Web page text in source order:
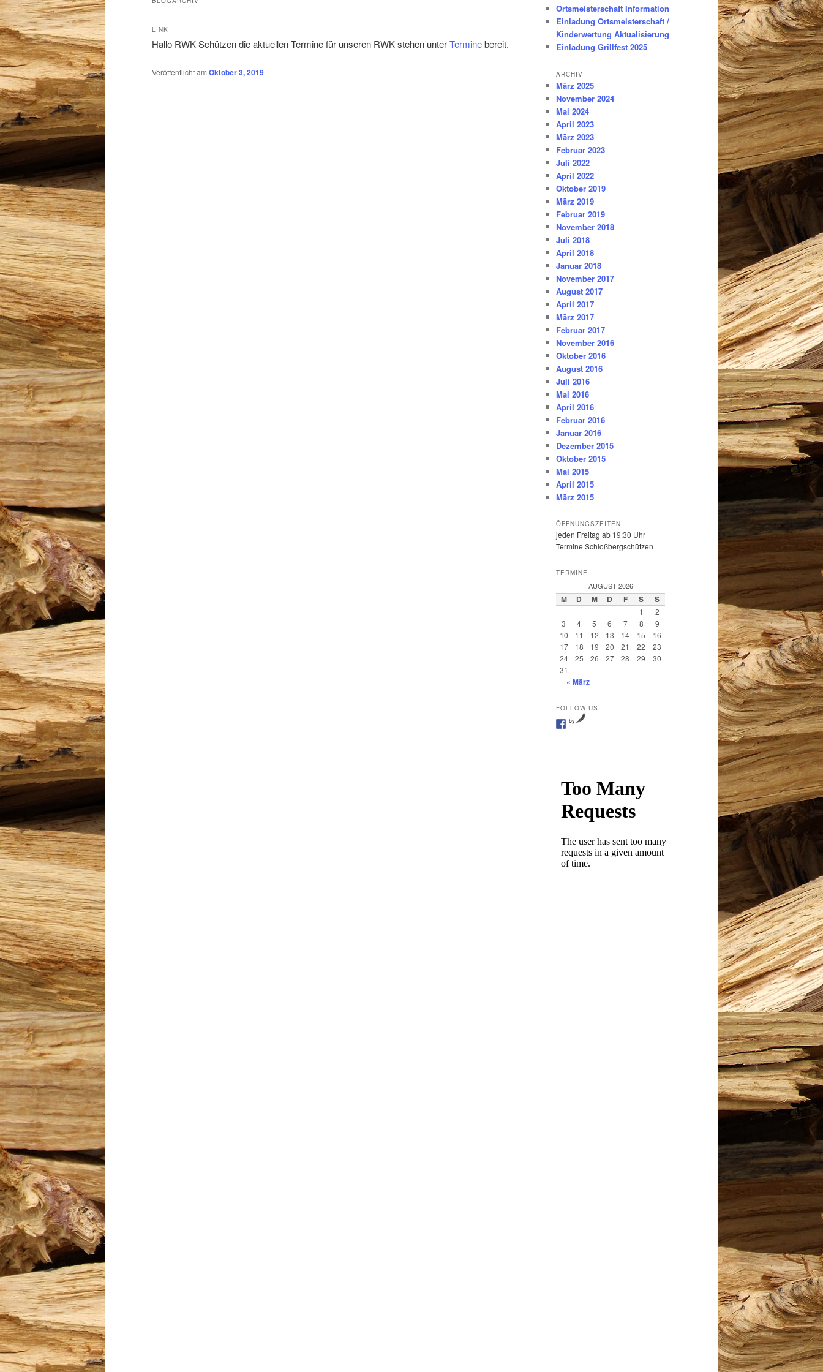
LINK
Hallo RWK Schützen die aktuellen Termine für unseren RWK stehen unterTerminebereit.
Veröffentlicht am Oktober 3, 2019
Ortsmeisterschaft Information
Einladung Ortsmeisterschaft /
Kinderwertung Aktualisierung
Einladung Grillfest 2025
ARCHIV
März 2025
November 2024
Mai 2024
April 2023
März 2023
Februar 2023
Juli 2022
April 2022
Oktober 2019
März 2019
Februar 2019
November 2018
Juli 2018
April 2018
Januar 2018
November 2017
August 2017
April 2017
März 2017
Februar 2017
November 2016
Oktober 2016
August 2016
Juli 2016
Mai 2016
April 2016
Februar 2016
Januar 2016
Dezember 2015
Oktober 2015
Mai 2015
April 2015
März 2015
ÖFFNUNGSZEITEN
jeden Freitag ab 19:30 Uhr
Termine Schloßbergschützen
TERMINE
AUGUST 2026
M D M D F S S
1
2
3
4 5 6 7 8
9
10
11 12 13 14 15
16
17
18 19 20 21 22
23
24
25 26 27 28 29
30
31
« März
FOLLOW US
by